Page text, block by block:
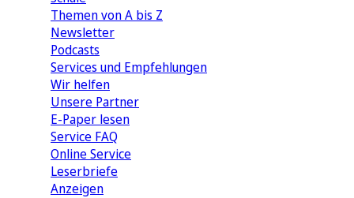
Themen von A bis Z
Newsletter
Podcasts
Services und Empfehlungen
Wir helfen
Unsere Partner
E-Paper lesen
Service FAQ
Online Service
Leserbriefe
Anzeigen